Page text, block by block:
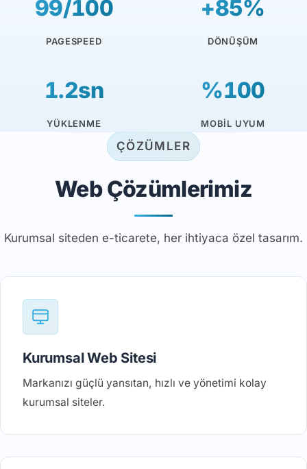
99/100
PAGESPEED
+85%
DÖNÜŞÜM
1.2sn
YÜKLENME
%100
MOBIL UYUM
ÇÖZÜMLER
Web Çözümlerimiz
Kurumsal siteden e-ticarete, her ihtiyaca özel tasarım.
Kurumsal Web Sitesi
Markanızı güçlü yansıtan, hızlı ve yönetimi kolay
kurumsal siteler.